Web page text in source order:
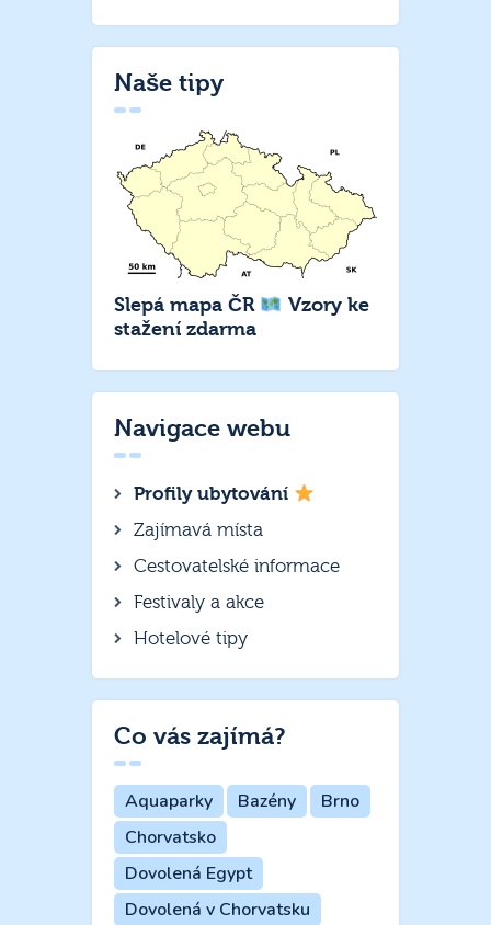
Naše tipy
Slepá mapa ČR
Vzory ke
stažení zdarma
Navigace webu
Profily ubytování
Zajímavá místa
Cestovatelské informace
Festivaly a akce
Hotelové tipy
Co vás zajímá?
Aquaparky Bazény
Brno
Chorvatsko
Dovolená Egypt
Dovolená v Chorvatsku